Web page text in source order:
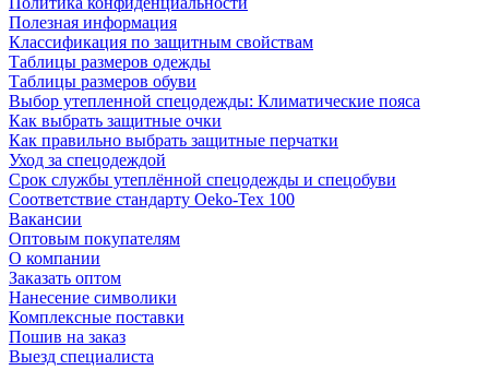
Полезная информация
Классификация по защитным свойствам
Таблицы размеров одежды
Таблицы размеров обуви
Выбор утепленной спецодежды: Климатические пояса
Как выбрать защитные очки
Как правильно выбрать защитные перчатки
Уход за спецодеждой
Срок службы утеплённой спецодежды и спецобуви
Соответствие стандарту Oeko-Tex 100
Вакансии
Оптовым покупателям
О компании
Заказать оптом
Нанесение символики
Комплексные поставки
Пошив на заказ
Выезд специалиста